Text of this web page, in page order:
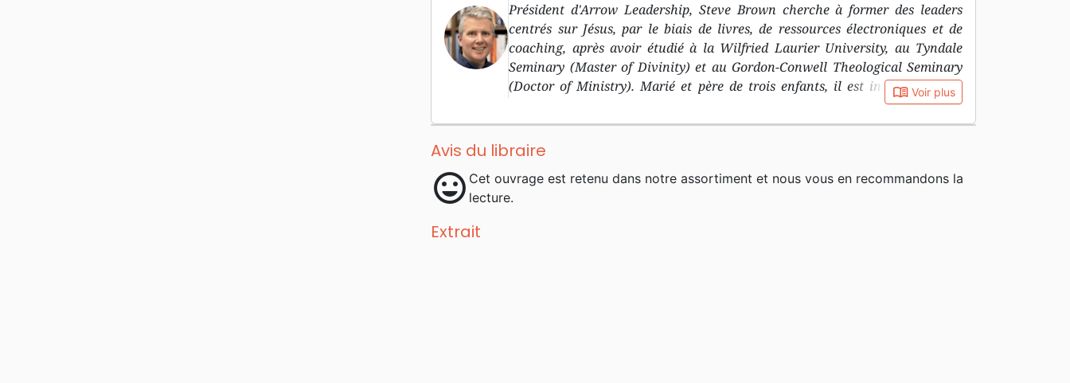
Président d'Arrow Leadership, Steve Brown cherche à former des leaders
centrés sur Jésus, par le biais de livres, de ressources électroniques et de
coaching, après avoir étudié à la Wilfried Laurier University, au Tyndale
Seminary (Master of Divinity) et au Gordon-Conwell Theological Seminary
(Doctor of Ministry). Marié et père de trois enfants, il est installé près de
book_open Voir plus
Avis du libraire
mood Cet ouvrage est retenu dans notre assortiment et nous vous en recommandons la
lecture.
Extrait